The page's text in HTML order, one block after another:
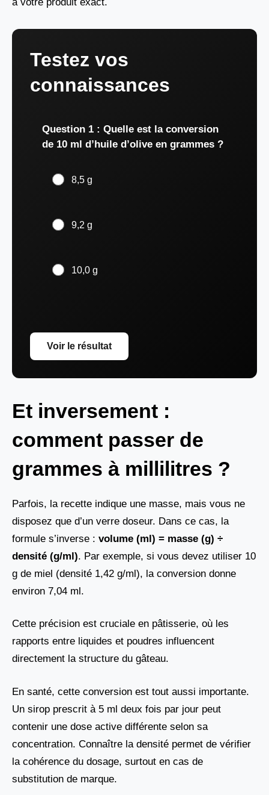
Testez vos
connaissances
Question 1 : Quelle est la conversion
de 10 ml d’huile d’olive en grammes ?
8,5 g
9,2 g
10,0 g
Voir le résultat
Et inversement :
comment passer de
grammes à millilitres ?
Parfois, la recette indique une masse, mais vous ne
disposez que d’un verre doseur. Dans ce cas, la
formule s’inverse : volume (ml) = masse (g) ÷
densité (g/ml). Par exemple, si vous devez utiliser 10
g de miel (densité 1,42 g/ml), la conversion donne
environ 7,04 ml.
Cette précision est cruciale en pâtisserie, où les
rapports entre liquides et poudres influencent
directement la structure du gâteau.
En santé, cette conversion est tout aussi importante.
Un sirop prescrit à 5 ml deux fois par jour peut
contenir une dose active différente selon sa
concentration. Connaître la densité permet de vérifier
la cohérence du dosage, surtout en cas de
substitution de marque.